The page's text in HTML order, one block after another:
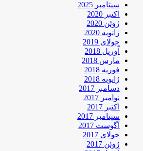
سپتامبر 2025
اکتبر 2020
ژوئن 2020
ژانویه 2020
جولای 2019
آوریل 2018
مارس 2018
فوریه 2018
ژانویه 2018
دسامبر 2017
نوامبر 2017
اکتبر 2017
سپتامبر 2017
آگوست 2017
جولای 2017
ژوئن 2017